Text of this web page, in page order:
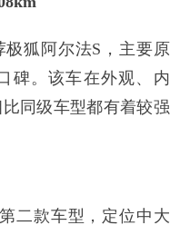
狐阿尔法S，主要原
碑。该车在外观、内
同级车型都有着较强
二款车型，定位中大